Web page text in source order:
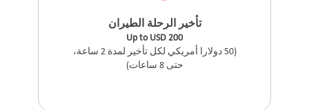
تأخير الرحلة الطيران
Up to USD 200
(50 دولارا أمريكي لكل تأخير لمدة 2 ساعة،
حتى 8 ساعات)